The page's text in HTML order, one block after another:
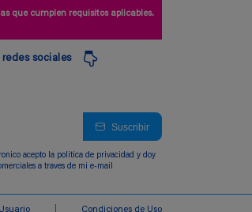
que cumplen requisitos aplicables.
redes sociales
Suscribir
acepto la politica de privacidad y doy
a traves de mi e-mail
Condiciones de Uso